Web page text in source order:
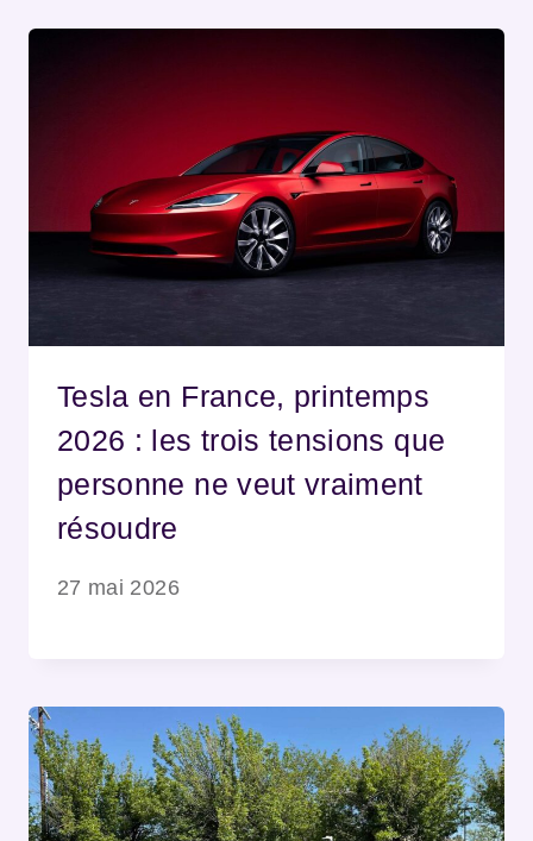
Tesla en France, printemps
2026 : les trois tensions que
personne ne veut vraiment
résoudre
27 mai 2026